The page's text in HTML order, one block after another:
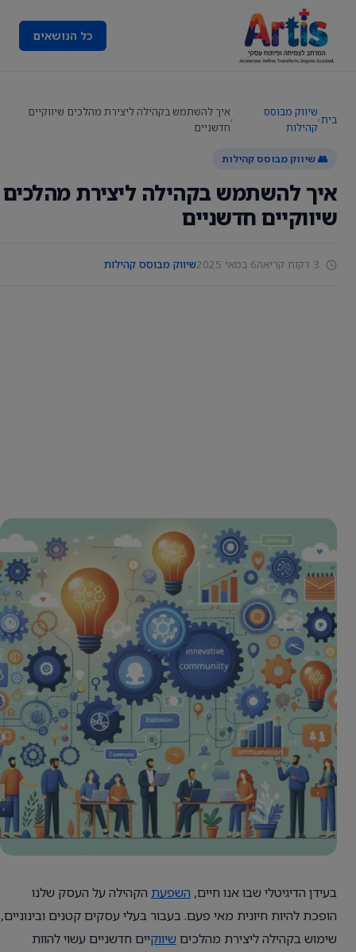
כל הנושאים
בית›
שיווק מבוסס
קהילות
›
איך להשתמש בקהילה ליצירת מהלכים שיווקיים
חדשניים
👥 שיווק מבוסס קהילות
איך להשתמש בקהילה ליצירת מהלכים
שיווקיים חדשניים
6 במאי 2025 שיווק מבוסס קהילות
בעידן הדיגיטלי שבו אנו חיים, השפעת הקהילה על העסק שלנו
הופכת להיות חיונית מאי פעם. בעבור בעלי עסקים קטנים ובינוניים,
שימוש בקהילה ליצירת מהלכים שיווקיים חדשניים עשוי להוות